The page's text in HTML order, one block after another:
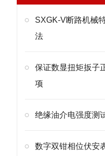
SXGK-V断路机械
法
保证数显扭矩扳子
项
绝缘油介电强度测
数字双钳相位伏安